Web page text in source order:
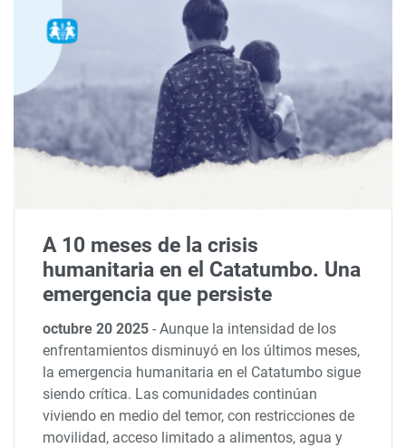
A 10 meses de la crisis
humanitaria en el Catatumbo. Una
emergencia que persiste
octubre 20 2025-Aunque la intensidad de los
enfrentamientos disminuyó en los últimos meses,
la emergencia humanitaria en el Catatumbo sigue
siendo crítica. Las comunidades continúan
viviendo en medio del temor, con restricciones de
movilidad, acceso limitado a alimentos, agua y